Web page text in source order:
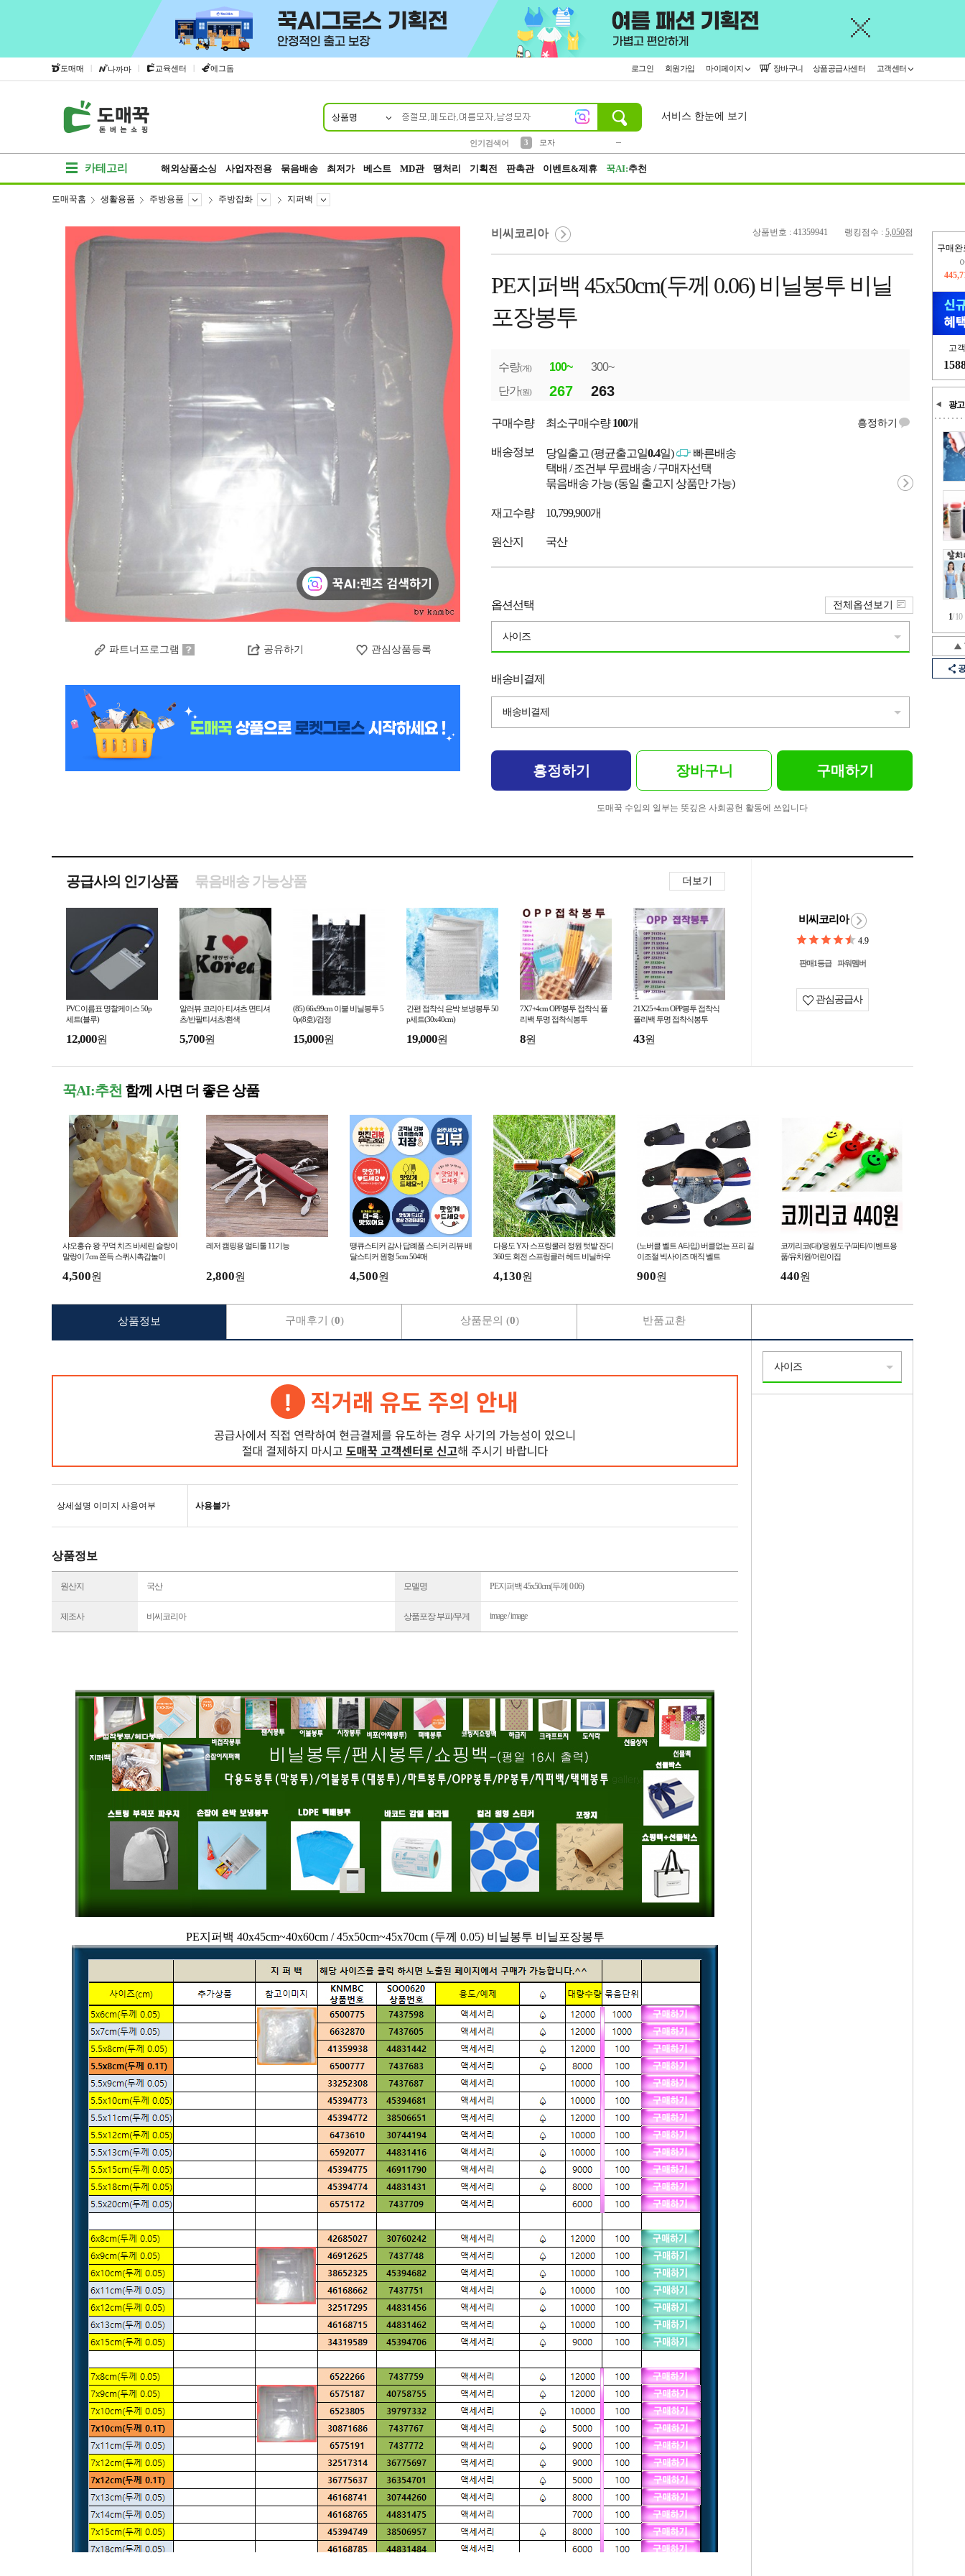
도매매 | 나까마 | 교육센터 | 에그돔 로그인 회원가입 마이페이지 장바구니 상품공급사센터 고객센터
상품명
인기검색어
3
모자
서비스 한눈에 보기
카테고리 해외상품소싱 사업자전용 묶음배송 최저가 베스트 MD관 땡처리 기획전 판촉관 이벤트&제휴 꾹AI:추천
구매완
고
광고
1/10
도매꾹홈 생활용품 주방용품 주방잡화 지퍼백
파트너프로그램 공유하기 관심상품등록
상품번호 : 41359941 랭킹점수 : 5,050점
비씨코리아
PE지퍼백 45x50cm(두께 0.06) 비닐봉투 비닐
포장봉투
수량(개) 100~
300~
단가(원) 267 263
구매수량 최소구매수량100개 흥정하기
배송정보 당일출고 (평균출고일0.4일)
빠른배송
택배 / 조건부 무료배송 / 구매자선택
묶음배송 가능 (동일 출고지 상품만 가능)
재고수량 10,799,900개
원산지 국산
옵션선택
사이즈
전체옵션보기
배송비결제
배송비결제
흥정하기 장바구니 구매하기
도매꾹 수입의 일부는 뜻깊은 사회공헌 활동에 쓰입니다
공급사의 인기상품 더보기
묶음배송 가능상품
PVC 이름표 명찰케이스 50p
세트(블루)
12,000원
알러뷰 코리아 티셔츠 면티셔
츠/반팔티셔츠/흰색
5,700원
(85) 66x99cm 이불 비닐봉투 5
0p(8호)/검정
15,000원
간편 접착식 은박 보냉봉투 50
p세트(30x40cm)
19,000원
7X7+4cm OPP봉투 접착식 폴
리백 투명 접착식봉투
8원
21X25+4cm OPP봉투 접착식
폴리백 투명 접착식봉투
43원
비씨코리아
4.9
판매1등급 파워멤버
관심공급사
꾹AI:추천 함께 사면 더 좋은 상품
샤오홍슈 왕 꾸덕 치즈 바세린 슬랑이
말랑이 7cm 쫀득 스퀴시촉감놀이
4,500원
레저 캠핑용 멀티툴 11기능
2,800원
땡큐스티커 감사 답례품 스티커 리뷰 배
달스티커 원형 5cm 504매
4,500원
다용도 Y자 스프링쿨러 정원 텃밭 잔디
360도 회전 스프링클러 헤드 비닐하우
4,130원
(노버클 벨트 A타입) 버클없는 프리 길
이조절 빅사이즈 매직 벨트
900원
코끼리코(대)/응원도구/파티/이벤트용
품/유치원/어린이집
440원
상세설명 이미지 사용여부 사용불가
상품정보
원산지 국산 모델명 PE지퍼백 45x50cm(두께 0.06)
제조사 비씨코리아 상품포장 부피/무게 image / image
PE지퍼백 40x45cm~40x60cm / 45x50cm~45x70cm (두께 0.05) 비닐봉투 비닐포장봉투
상품정보 구매후기 (0) 상품문의 (0) 반품교환
사이즈